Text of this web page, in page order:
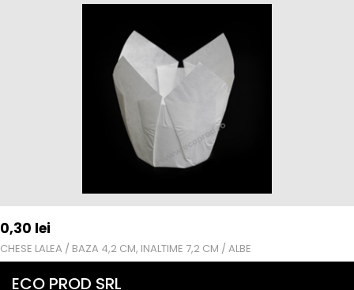
0,30 lei
CHESE LALEA / BAZA 4,2 CM, INALTIME 7,2 CM / ALBE
ECO PROD SRL